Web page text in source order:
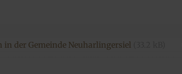
der Gemeinde Neuharlingersiel